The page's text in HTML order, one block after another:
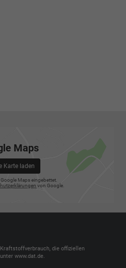
Maps
Karte laden
Maps eingebettet.
von Google.
die offiziellen
www.dat.de.